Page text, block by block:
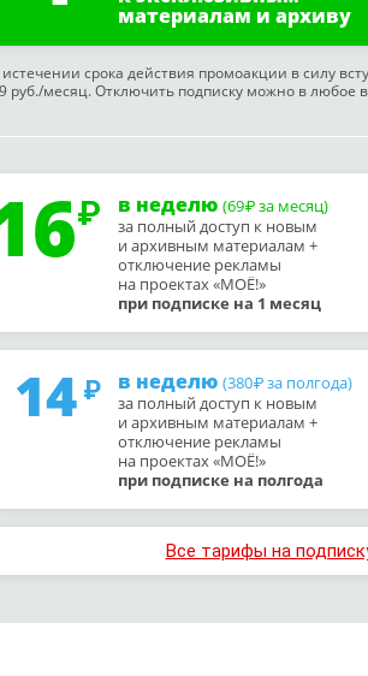
материалам и архиву
срока действия промоакции в силу
руб./месяц. Отключить подписку можно в любое
в неделю (69₽ за месяц)
за полный доступ к новым
и архивным материалам +
отключение рекламы
на проектах «МОЁ!»
при подписке на 1 месяц
14 в неделю (380₽ за полгода)
за полный доступ к новым
и архивным материалам +
отключение рекламы
на проектах «МОЁ!»
при подписке на полгода
Все тарифы на